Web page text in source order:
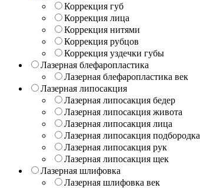
Коррекция губ
Коррекция лица
Коррекция нитями
Коррекция рубцов
Коррекция уздечки губы
Лазерная блефаропластика
Лазерная блефаропластика век
Лазерная липосакция
Лазерная липосакция бедер
Лазерная липосакция живота
Лазерная липосакция лица
Лазерная липосакция подбородка
Лазерная липосакция рук
Лазерная липосакция щек
Лазерная шлифовка
Лазерная шлифовка век